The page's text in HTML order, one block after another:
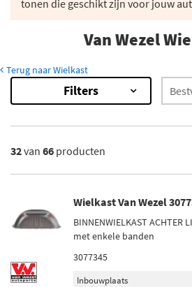
tonen die geschikt zijn voor jouw
Van Wezel
Terug naar Wielkast
Resultaten
×
Rechts achter (31)
Links achter (30)
Achter de as (3)
Links voor (3)
Filters
32van 66 producten
Wielkast Van Wezel
BINNENWIELKAST ACHTER
met enkele banden
3077345
Inbouwplaats